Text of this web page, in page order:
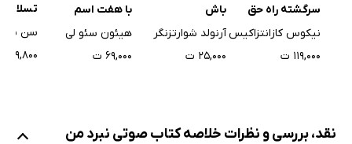
سرگشته راه حق
نیکوس کازانتزاکیس
۱۱۹,۰۰۰ ت
باش
آرنولد شوارتزنگر
۲۵,۰۰۰ ت
با هفت اسم
هیئون سئو لی
۶۹,۰۰۰ ت
تسلا:
20 را اختراع کردسن
۱۹,۸۰۰ ت
نقد، بررسی و نظرات خلاصه کتاب صوتی نبرد من